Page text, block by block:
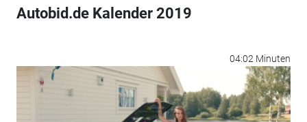
Autobid.de Kalender 2019
04:02 Minuten